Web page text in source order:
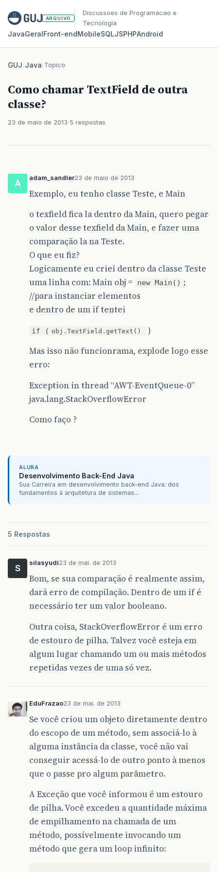
ARQUIVO
Discussoes de Programacao e
Tecnologia
JavaGeralFront‑endMobileSQLJSPHPAndroid
GUJ/Java/Topico
Como chamar TextField de outra
classe?
23 de maio de 2013 5 respostas
A
adam_sandler23 de maio de 2013
Exemplo, eu tenho classe Teste, e Main
o texfield fica la dentro da Main, quero pegar
o valor desse texfield da Main, e fazer uma
comparação la na Teste.
O que eu fiz?
Logicamente eu criei dentro da classe Teste
uma linha com: Main obj =
new Main() ;
//para instanciar elementos
e dentro de um if tentei
if ( obj.TextField.getText()
)
Mas isso não funcionrama, explode logo esse
erro:
Exception in thread “AWT-EventQueue-0”
java.lang.StackOverflowError
Como faço ?
ALURA
Desenvolvimento Back-End Java
Sua Carreira em desenvolvimento back-end Java: dos
fundamentos à arquitetura de sistemas...
5 Respostas
S
silasyudi23 de mai. de 2013
Bom, se sua comparação é realmente assim,
dará erro de compilação. Dentro de um if é
necessário ter um valor booleano.
Outra coisa, StackOverflowError é um erro
de estouro de pilha. Talvez você esteja em
algum lugar chamando um ou mais métodos
repetidas vezes de uma só vez.
EduFrazao23 de mai. de 2013
Se você criou um objeto diretamente dentro
do escopo de um método, sem associá-lo à
alguma instância da classe, você não vai
conseguir acessá-lo de outro ponto à menos
que o passe pro algum parâmetro.
A Exceção que você informou é um estouro
de pilha. Você excedeu a quantidade máxima
de empilhamento na chamada de um
método, possívelmente invocando um
método que gera um loop infinito: